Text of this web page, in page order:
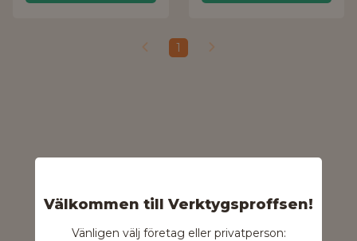
Välkommen till Verktygsproffsen!
Vänligen välj företag eller privatperson:
1